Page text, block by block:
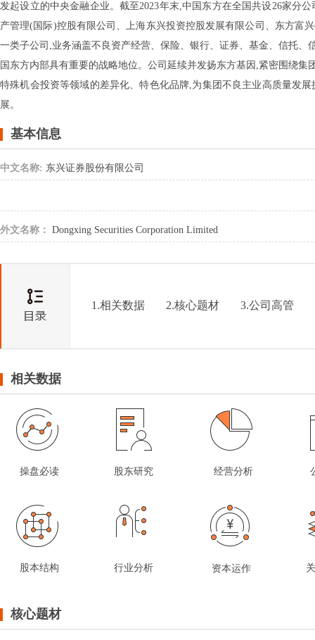
发起设立的中央金融企业。截至2023年末,中国东方在全国共设26家分
产管理(国际)控股有限公司、上海东兴投资控股发展有限公司、东方富
一类子公司,业务涵盖不良资产经营、保险、银行、证券、基金、信托
国东方内部具有重要的战略地位。公司延续并发扬东方基因,紧密围绕
特殊机会投资等领域的差异化、特色化品牌,为集团不良主业高质量发
展。
基本信息
中文名称: 东兴证券股份有限公司
外文名称： Dongxing Securities Corporation Limited
1.相关数据 2.核心题材 3.公司高管
相关数据
操盘必读 股东研究 经营分析
股本结构 行业分析 资本运作
核心题材